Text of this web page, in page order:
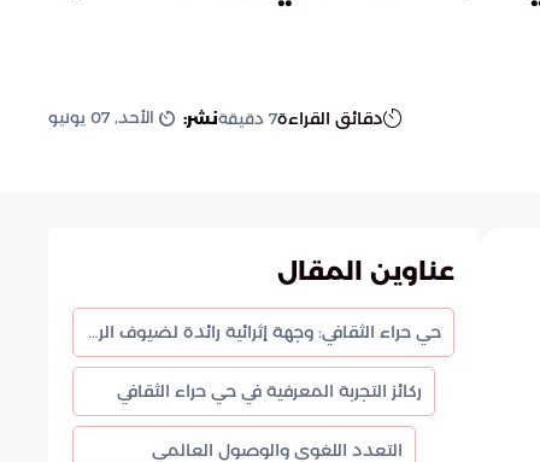
دقائق القراءة7 دقيقةنشر: الأحد, 07 يونيو
عناوين المقال
حي حراء الثقافي: وجهة إثرائية رائدة لضيوف الرحمن في مكة المكرمة
ركائز التجربة المعرفية في حي حراء الثقافي
التعدد اللغوي والوصول العالمي